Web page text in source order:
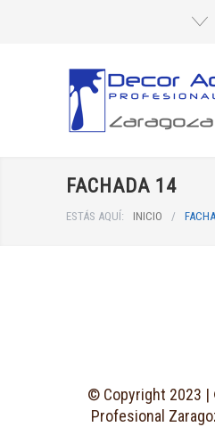
FACHADA 14
ESTÁS AQUÍ: INICIO /
© Copyright 2023
Profesional